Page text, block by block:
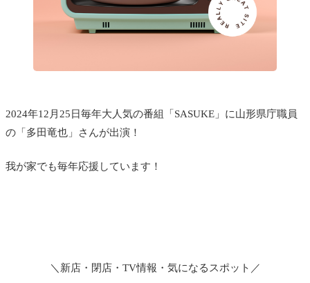
2024年12月25日毎年大人気の番組「SASUKE」に山形県庁職員
の「多田竜也」さんが出演！
我が家でも毎年応援しています！
＼新店・閉店・TV情報・気になるスポット／